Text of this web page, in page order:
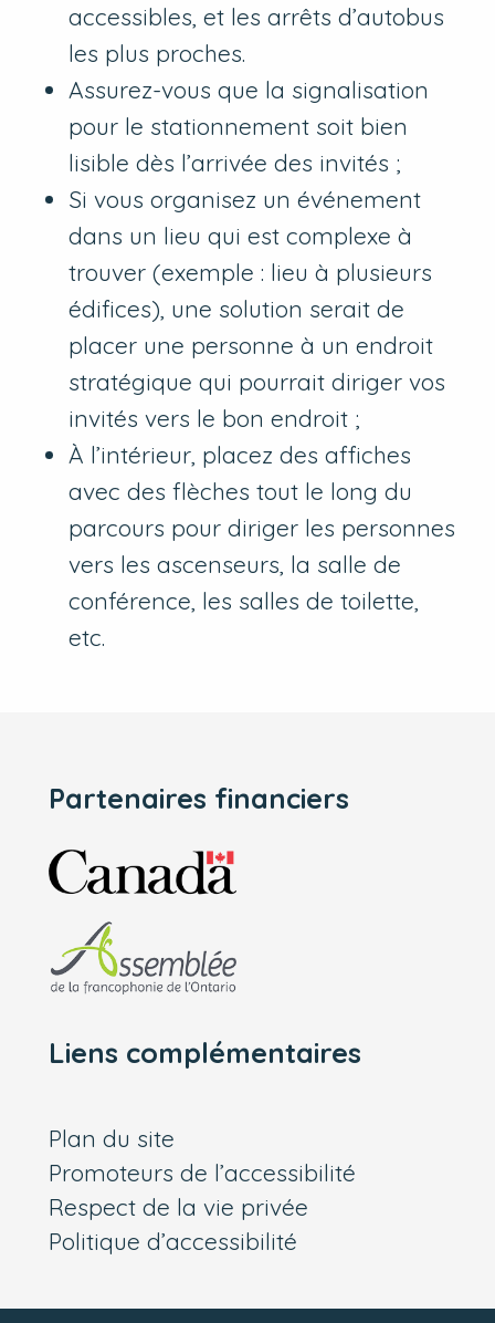
accessibles, et les arrêts d’autobus
les plus proches.
Assurez-vous que la signalisation
pour le stationnement soit bien
lisible dès l’arrivée des invités ;
Si vous organisez un événement
dans un lieu qui est complexe à
trouver (exemple : lieu à plusieurs
édifices), une solution serait de
placer une personne à un endroit
stratégique qui pourrait diriger vos
invités vers le bon endroit ;
À l’intérieur, placez des affiches
avec des flèches tout le long du
parcours pour diriger les personnes
vers les ascenseurs, la salle de
conférence, les salles de toilette,
etc.
Partenaires financiers
Liens complémentaires
Plan du site
Promoteurs de l’accessibilité
Respect de la vie privée
Politique d’accessibilité